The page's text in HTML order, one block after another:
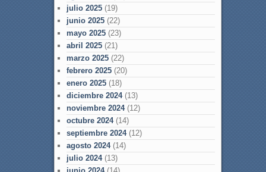
julio 2025(19)
junio 2025(22)
mayo 2025(23)
abril 2025(21)
marzo 2025(22)
febrero 2025(20)
enero 2025(18)
diciembre 2024(13)
noviembre 2024(12)
octubre 2024(14)
septiembre 2024(12)
agosto 2024(14)
julio 2024(13)